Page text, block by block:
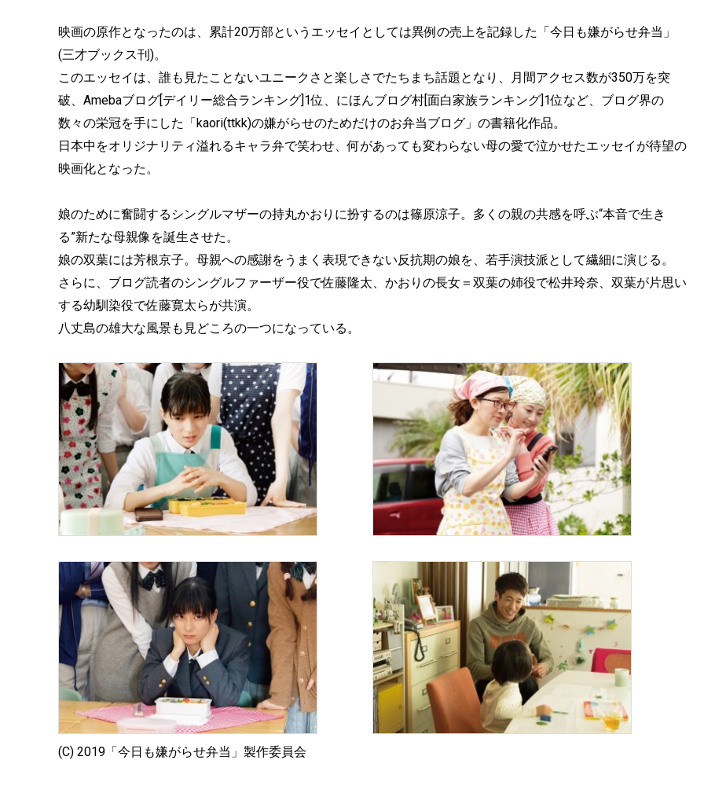
映画の原作となったのは、累計20万部というエッセイとしては異例の売上を記録した「今日も嫌がらせ弁当」
(三才ブックス刊)。
このエッセイは、誰も見たことないユニークさと楽しさでたちまち話題となり、月間アクセス数が350万を突
破、Amebaブログ[デイリー総合ランキング]1位、にほんブログ村[面白家族ランキング]1位など、ブログ界の
数々の栄冠を手にした「kaori(ttkk)の嫌がらせのためだけのお弁当ブログ」の書籍化作品。
日本中をオリジナリティ溢れるキャラ弁で笑わせ、何があっても変わらない母の愛で泣かせたエッセイが待望の
映画化となった。
娘のために奮闘するシングルマザーの持丸かおりに扮するのは篠原涼子。多くの親の共感を呼ぶ“本音で生き
る”新たな母親像を誕生させた。
娘の双葉には芳根京子。母親への感謝をうまく表現できない反抗期の娘を、若手演技派として繊細に演じる。
さらに、ブログ読者のシングルファーザー役で佐藤隆太、かおりの長女＝双葉の姉役で松井玲奈、双葉が片思い
する幼馴染役で佐藤寛太らが共演。
八丈島の雄大な風景も見どころの一つになっている。
(C) 2019「今日も嫌がらせ弁当」製作委員会